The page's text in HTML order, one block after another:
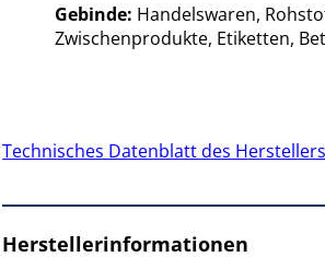
Gebinde: Handelswaren,
Zwischenprodukte, Etiketten,
Technisches Datenblatt des Herstellers
Herstellerinformationen